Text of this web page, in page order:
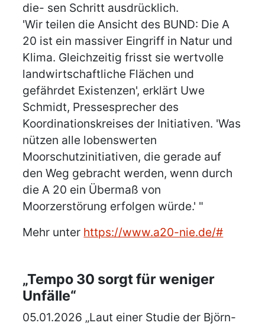
die- sen Schritt ausdrücklich.
'Wir teilen die Ansicht des BUND: Die A
20 ist ein massiver Eingriff in Natur und
Klima. Gleichzeitig frisst sie wertvolle
landwirtschaftliche Flächen und
gefährdet Existenzen', erklärt Uwe
Schmidt, Pressesprecher des
Koordinationskreises der Initiativen. 'Was
nützen alle lobenswerten
Moorschutzinitiativen, die gerade auf
den Weg gebracht werden, wenn durch
die A 20 ein Übermaß von
Moorzerstörung erfolgen würde.' "
Mehr unter https://www.a20-nie.de/#
„Tempo 30 sorgt für weniger
Unfälle“
05.01.2026 „Laut einer Studie der Björn-